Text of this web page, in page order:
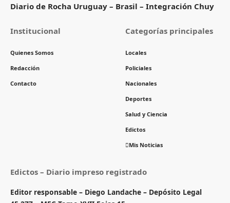
Diario de Rocha Uruguay – Brasil – Integración Chuy
Institucional
Quienes Somos
Redacción
Contacto
Categorías principales
Locales
Policiales
Nacionales
Deportes
Salud y Ciencia
Edictos
Mis Noticias
Edictos – Diario impreso registrado
Editor responsable – Diego Landache – Depósito Legal